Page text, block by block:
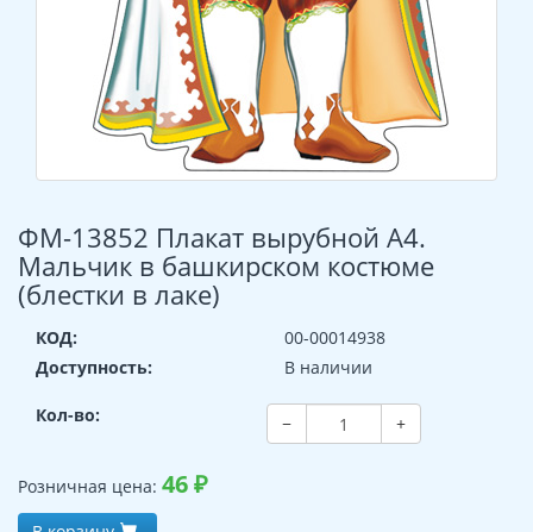
ФМ-13852 Плакат вырубной А4.
Мальчик в башкирском костюме
(блестки в лаке)
КОД:
00-00014938
Доступность:
В наличии
Кол-во: − +
Розничная цена: 46₽